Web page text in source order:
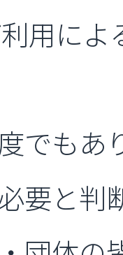
用に
でもあ
要と判